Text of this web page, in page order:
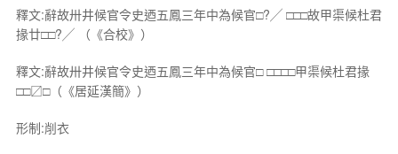
釋文:辭故卅井候官令史迺五鳳三年中為候官□?╱ □□□故甲渠候杜君
掾廿□□?╱ （《合校》）
釋文:辭故卅井候官令史迺五鳳三年中為候官□ □□□□甲渠候杜君掾
□□〼□（《居延漢簡》）
形制:削衣